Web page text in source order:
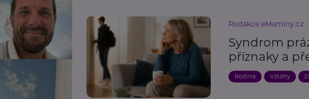
Redakce eMaminy.cz
Syndrom
příznaky a
Rodina Vztahy